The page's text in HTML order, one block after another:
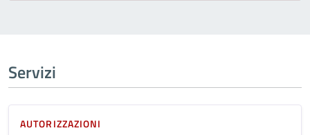
Servizi
AUTORIZZAZIONI